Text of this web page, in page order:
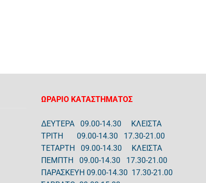
ΩΡΑΡΙΟ ΚΑΤΑΣΤΗΜΑΤΟΣ
ΔΕΥΤΕΡΑ 09.00-14.30 ΚΛΕΙΣΤΑ
ΤΡΙΤΗ 09.00-14.30 17.30-21.00
ΤΕΤΑΡΤΗ 09.00-14.30 ΚΛΕΙΣΤΑ
ΠΕΜΠΤΗ 09.00-14.30 17.30-21.00
ΠΑΡΑΣΚΕΥΗ 09.00-14.30 17.30-21.00